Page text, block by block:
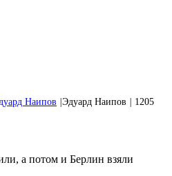
Наипов Эдуард Наипов
1205
а потом и Берлин взяли